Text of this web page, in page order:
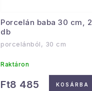
Porcelán baba 30 cm, 2
db
porcelánból, 30 cm
Raktáron
Ft8 485 KOSÁRBA